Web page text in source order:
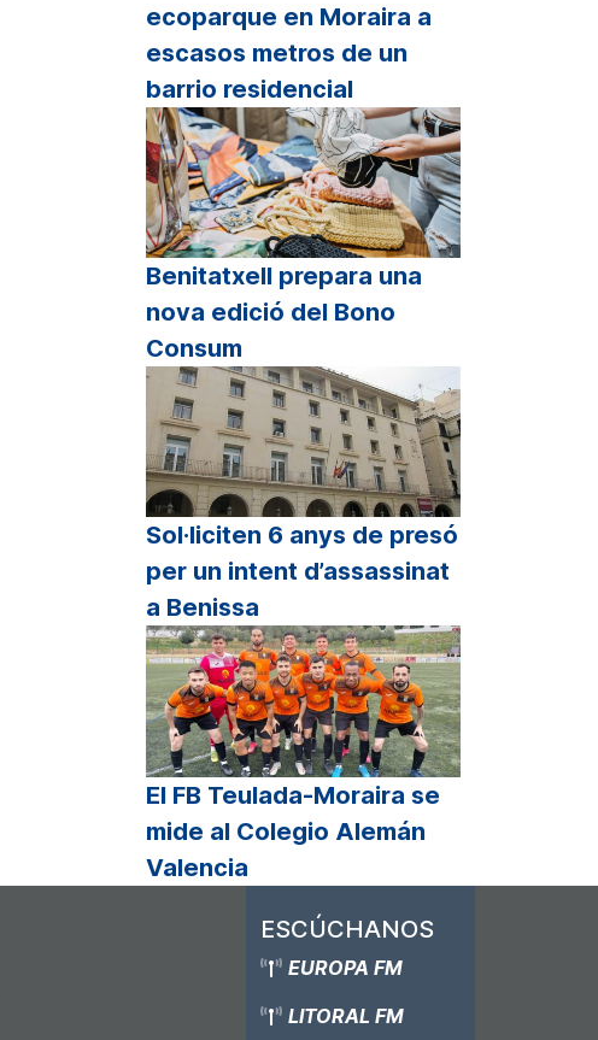
ecoparque en Moraira a
escasos metros de un
barrio residencial
Benitatxell prepara una
nova edició del Bono
Consum
Sol·liciten 6 anys de presó
per un intent d’assassinat
a Benissa
El FB Teulada-Moraira se
mide al Colegio Alemán
Valencia
ESCÚCHANOS
EUROPA FM
LITORAL FM